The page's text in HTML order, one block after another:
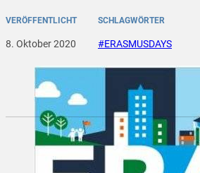
VERÖFFENTLICHT
8. Oktober 2020
SCHLAGWÖRTER
#ERASMUSDAYS